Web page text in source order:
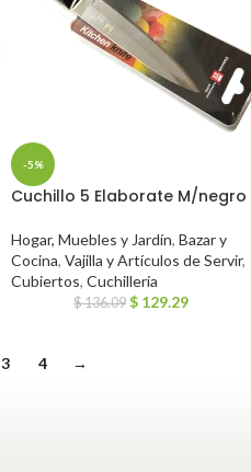
-5%
Cuchillo 5 Elaborate M/negro
Hogar, Muebles y Jardín, Bazar y
Cocina, Vajilla y Artículos de Servir,
Cubiertos, Cuchillería
$136.09 $ 129.29
3 4 →